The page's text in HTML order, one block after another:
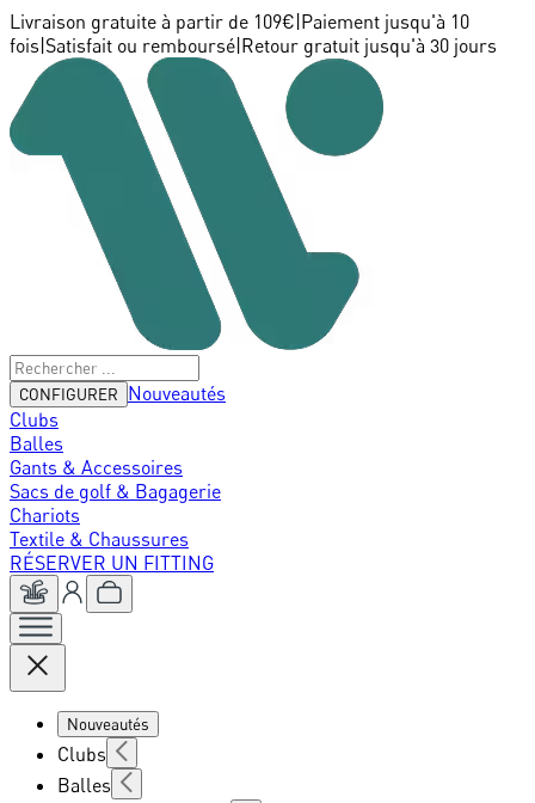
Livraison gratuite à partir de 109€ Paiement jusqu'à 10
fois Satisfait ou remboursé Retour gratuit jusqu'à 30 jours
CONFIGURER
Nouveautés
Clubs
Balles
Gants & Accessoires
Sacs de golf & Bagagerie
Chariots
Textile & Chaussures
RÉSERVER UN FITTING
Nouveautés
Clubs
Balles